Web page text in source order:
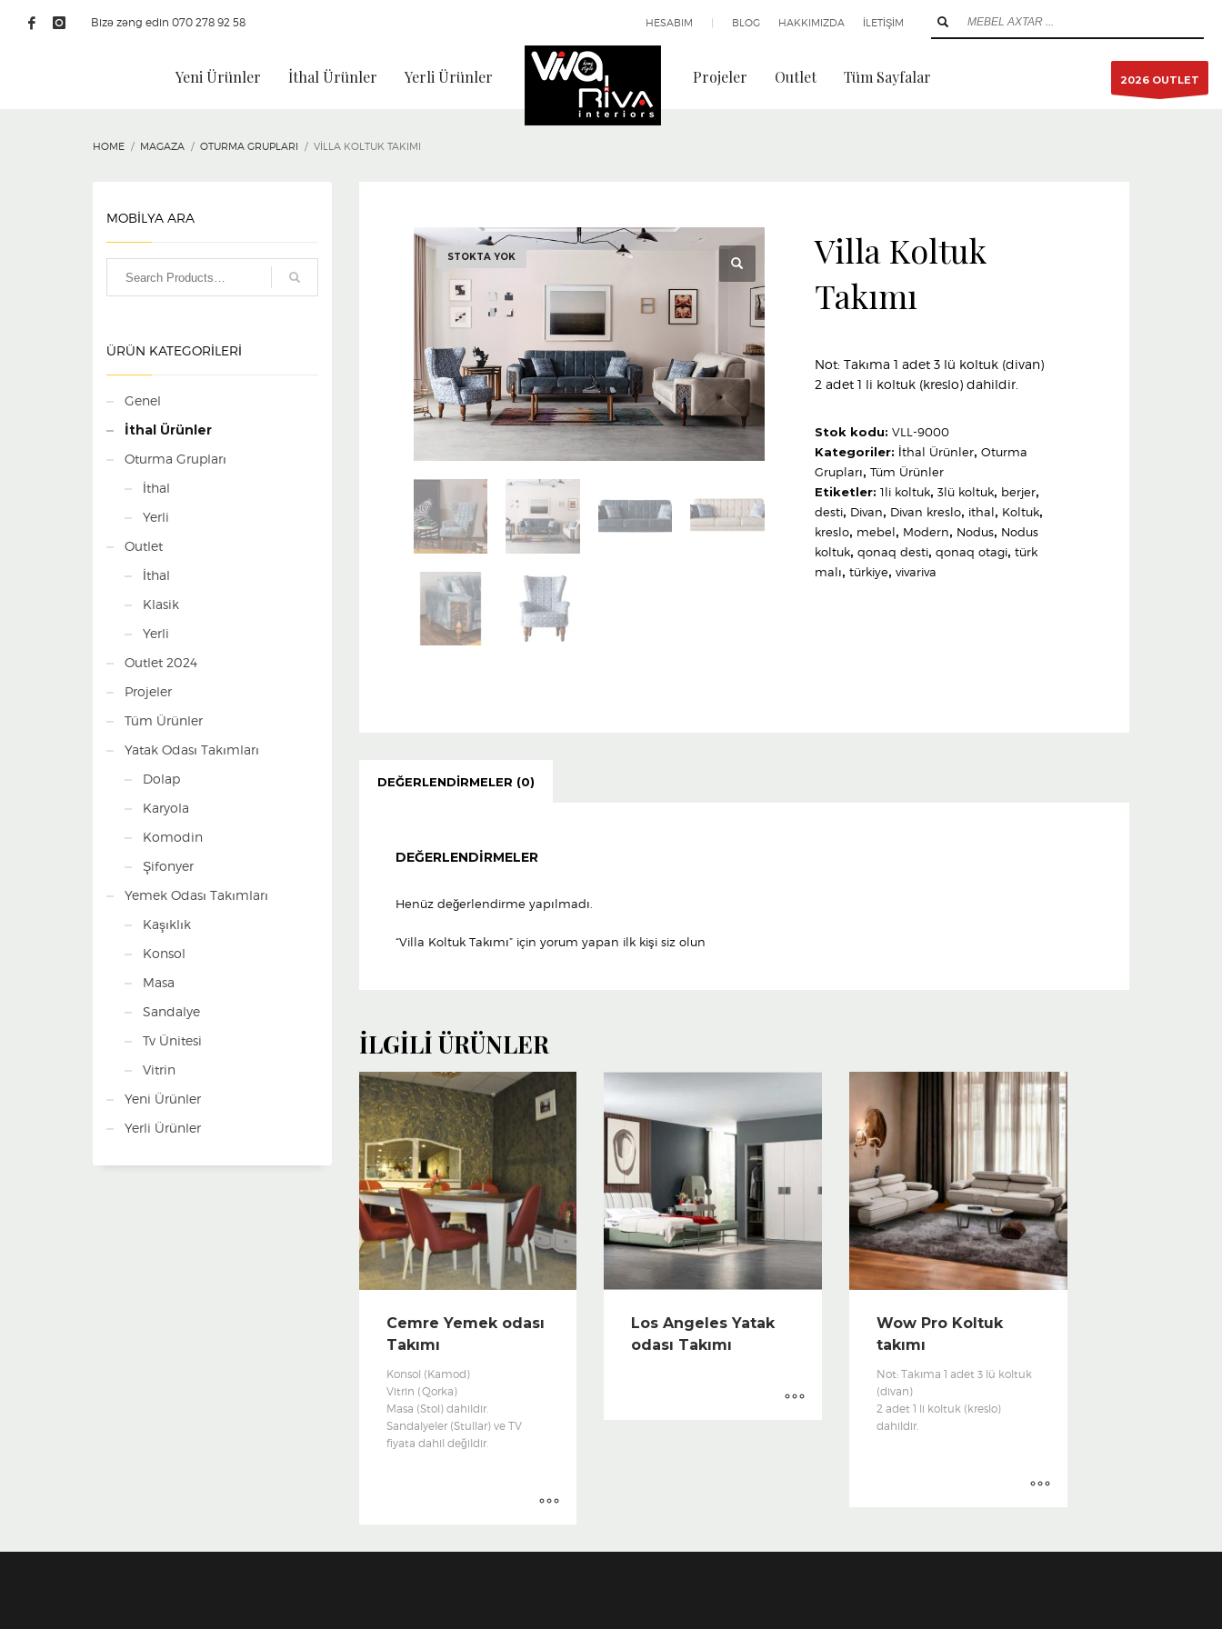
Bizə zəng edin 070 278 92 58 HESABIM BLOG HAKKIMIZDA İLETİŞİM
Yeni Ürünler İthal Ürünler Yerli Ürünler Projeler Outlet Tüm Sayfalar 2026 OUTLET
HOME MAGAZA OTURMA GRUPLARI VILLA KOLTUK TAKIMI
STOKTA YOK
Villa Koltuk
Takımı
Not: Takıma 1 adet 3 lü koltuk (divan)
2 adet 1 li koltuk (kreslo) dahildir.
Stok kodu: VLL-9000
Kategoriler: İthal Ürünler, Oturma
Grupları, Tüm Ürünler
Etiketler: 1li koltuk, 3lü koltuk, berjer,
desti, Divan, Divan kreslo, ithal, Koltuk,
kreslo, mebel, Modern, Nodus, Nodus
koltuk, qonaq desti, qonaq otagi, türk
malı, türkiye, vivariva
DEĞERLENDIRMELER (0)
DEĞERLENDIRMELER
Henüz değerlendirme yapılmadı.
“Villa Koltuk Takımı” için yorum yapan ilk kişi siz olun
İLGILI ÜRÜNLER
Cemre Yemek odası
Takımı
Konsol (Kamod)
Vitrin (Qorka)
Masa (Stol) dahildir.
Sandalyeler (Stullar) ve TV
fiyata dahil değildir.
Los Angeles Yatak
odası Takımı
Wow Pro Koltuk
takımı
Not: Takıma 1 adet 3 lü koltuk
(divan)
2 adet 1 li koltuk (kreslo)
dahildir.
MOBİLYA ARA
ÜRÜN KATEGORILERI
Genel
İthal Ürünler
Oturma Grupları
İthal
Yerli
Outlet
İthal
Klasik
Yerli
Outlet 2024
Projeler
Tüm Ürünler
Yatak Odası Takımları
Dolap
Karyola
Komodin
Şifonyer
Yemek Odası Takımları
Kaşıklık
Konsol
Masa
Sandalye
Tv Ünitesi
Vitrin
Yeni Ürünler
Yerli Ürünler